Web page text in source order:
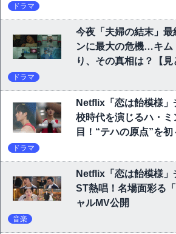
ドラマ
今夜「夫婦の結末」
ンに最大の危機…キム
り、その真相は？【見
ドラマ
Netflix「恋は飴模様
校時代を演じるハ・ミ
目！“テハの原点”を
ドラマ
Netflix「恋は飴模様
ST熱唱！名場面彩る
ャルMV公開
音楽